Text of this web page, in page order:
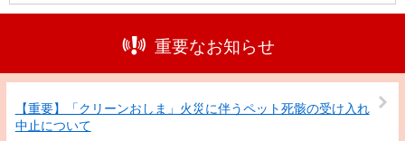
重要なお知らせ
【重要】「クリーンおしま」火災に伴うペット死骸の受け入れ
中止について